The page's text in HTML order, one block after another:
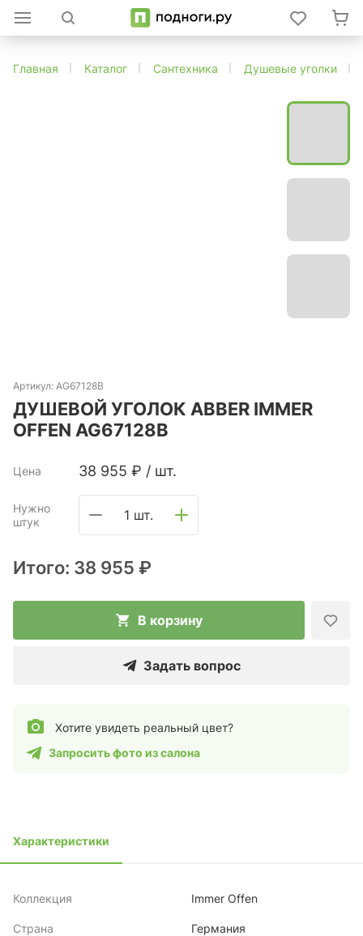
Главная Каталог Сантехника Душевые уголки
Артикул: AG67128B
ДУШЕВОЙ УГОЛОК ABBER IMMER
OFFEN AG67128B
Цена 38 955 ₽ / шт.
Нужно
штук
1 шт.
Итого: 38 955 ₽
В корзину
Задать вопрос
Хотите увидеть реальный цвет?
Запросить фото из салона
Характеристики
Коллекция Immer Offen
Страна Германия